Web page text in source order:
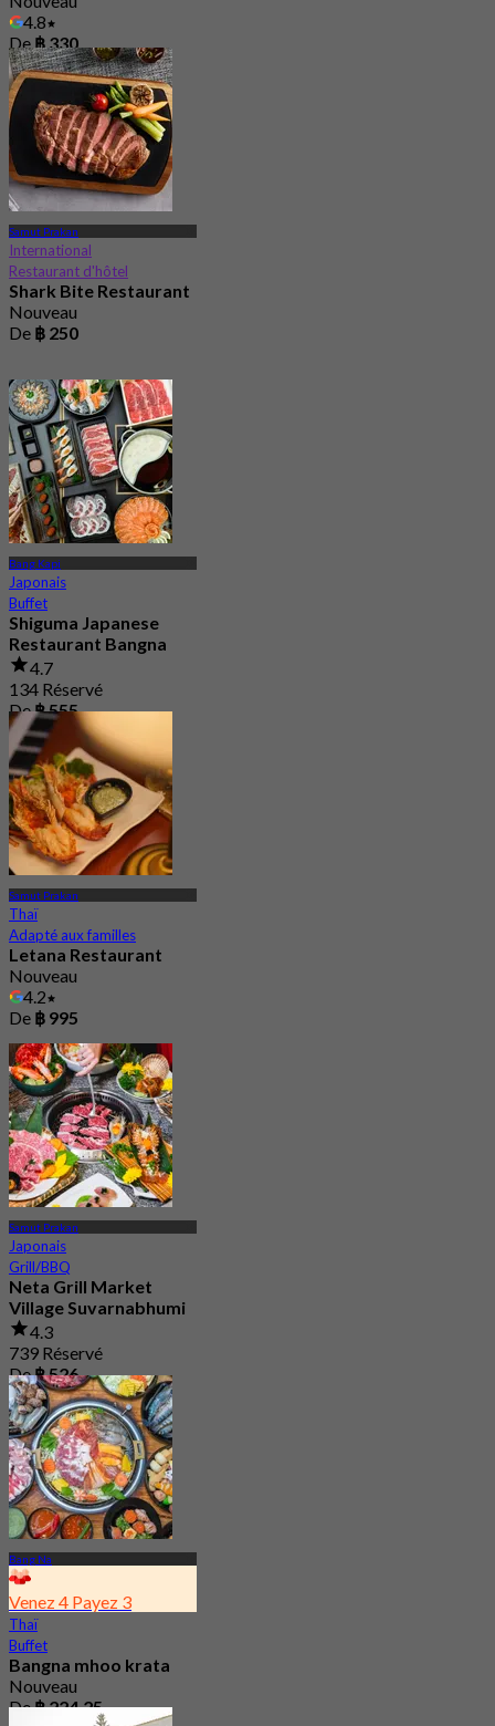
4.8
De ฿ 330
Samut Prakan
International
Restaurant d'hôtel
Shark Bite Restaurant
Nouveau
De ฿ 250
Bang Kapi
Japonais
Buffet
Shiguma Japanese
Restaurant Bangna
4.7
134 Réservé
De฿ 555
Samut Prakan
Thaï
Adapté aux familles
Letana Restaurant
Nouveau
4.2
De ฿ 995
Samut Prakan
Japonais
Grill/BBQ
Neta Grill Market
Village Suvarnabhumi
4.3
739 Réservé
De฿ 526
Bang Na
Venez 4 Payez 3
Thaï
Buffet
Bangna mhoo krata
Nouveau
De฿ 224.25